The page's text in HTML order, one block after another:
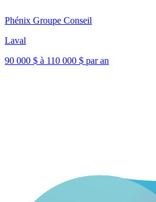
Phénix Groupe Conseil
Laval
90 000 $ à 110 000 $ par an